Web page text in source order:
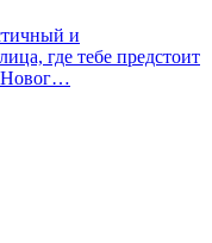
и
где тебе предстоит
Новог…